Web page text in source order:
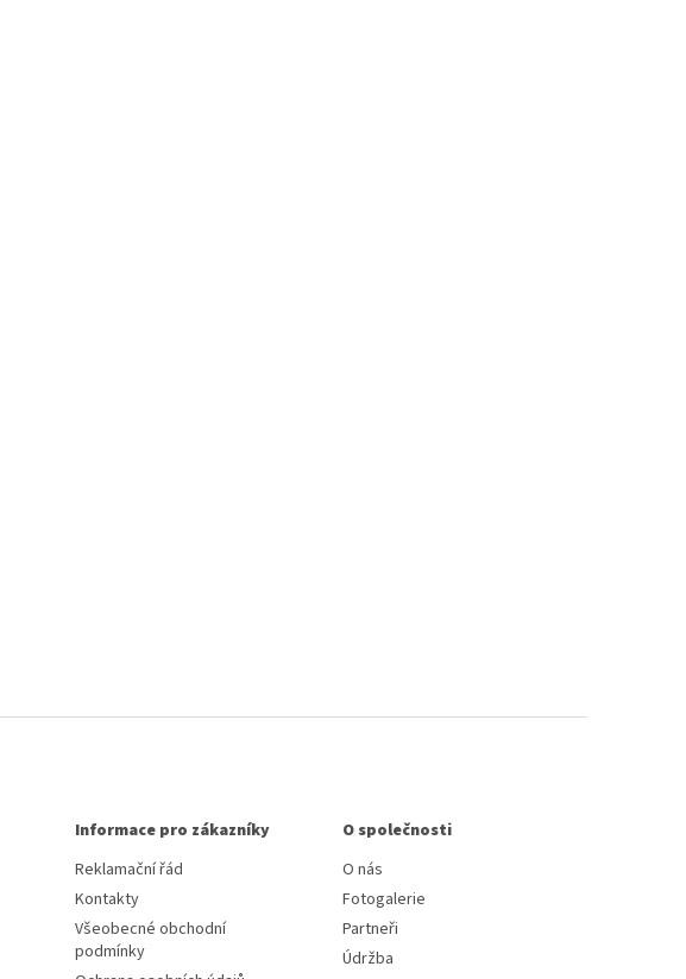
Informace pro zákazníky
Reklamační řád
Kontakty
Všeobecné obchodní
podmínky
O společnosti
O nás
Fotogalerie
Partneři
Údržba